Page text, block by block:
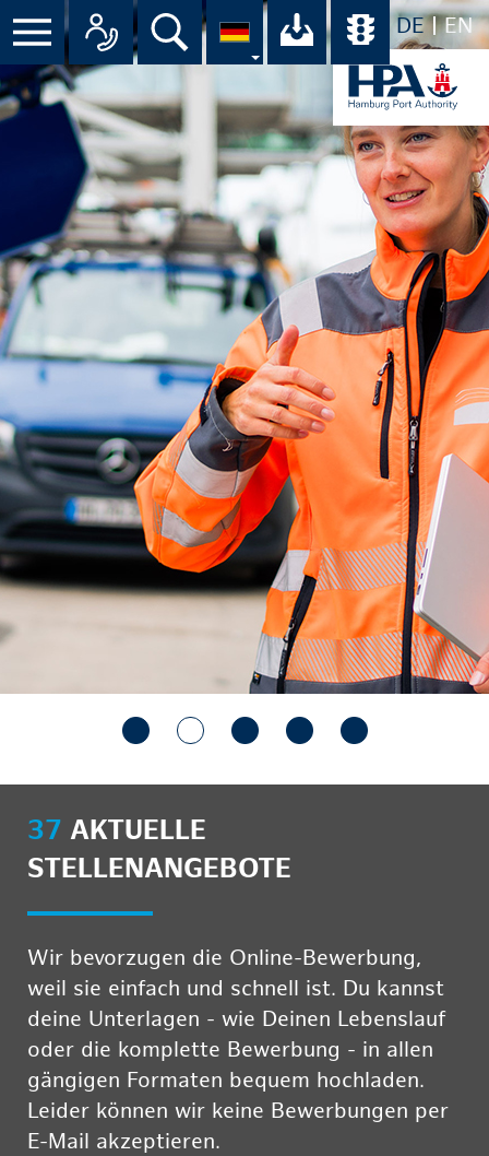
DE EN
Suche Ihr Download-
37 AKTUELLE
STELLENANGEBOTE
Wir bevorzugen die Online-Bewerbung,
weil sie einfach und schnell ist. Du kannst
deine Unterlagen - wie Deinen Lebenslauf
oder die komplette Bewerbung - in allen
gängigen Formaten bequem hochladen.
Leider können wir keine Bewerbungen per
E-Mail akzeptieren.